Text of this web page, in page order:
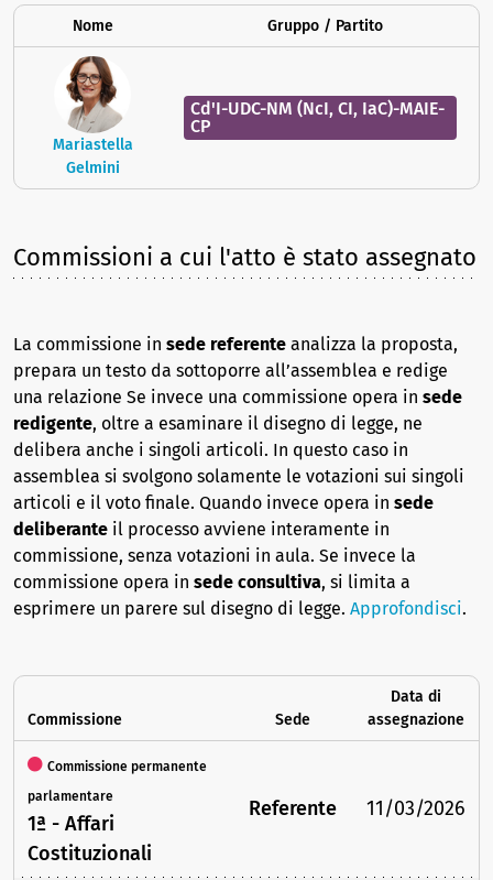
Nome Gruppo / Partito
Mariastella
Gelmini
Cd'I-UDC-NM (NcI, CI, IaC)-MAIE-
CP
Commissioni a cui l'atto è stato assegnato
La commissione in sede referente analizza la proposta,
prepara un testo da sottoporre all’assemblea e redige
una relazione Se invece una commissione opera in sede
redigente, oltre a esaminare il disegno di legge, ne
delibera anche i singoli articoli. In questo caso in
assemblea si svolgono solamente le votazioni sui singoli
articoli e il voto finale. Quando invece opera in sede
deliberante il processo avviene interamente in
commissione, senza votazioni in aula. Se invece la
commissione opera in sede consultiva, si limita a
esprimere un parere sul disegno di legge. Approfondisci.
Commissione Sede
Data di
assegnazione
Commissione permanente
parlamentare
1ª - Affari
Costituzionali
Referente 11/03/2026